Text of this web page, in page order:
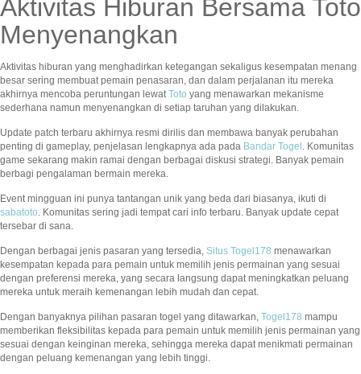
Aktivitas Hiburan Bersama Toto
Menyenangkan
Aktivitas hiburan yang menghadirkan ketegangan sekaligus kesempatan menang
besar sering membuat pemain penasaran, dan dalam perjalanan itu mereka
akhirnya mencoba peruntungan lewatToto yang menawarkan mekanisme
sederhana namun menyenangkan di setiap taruhan yang dilakukan.
Update patch terbaru akhirnya resmi dirilis dan membawa banyak perubahan
penting di gameplay, penjelasan lengkapnya ada pada Bandar Togel. Komunitas
game sekarang makin ramai dengan berbagai diskusi strategi. Banyak pemain
berbagi pengalaman bermain mereka.
Event mingguan ini punya tantangan unik yang beda dari biasanya, ikuti di
sabatoto. Komunitas sering jadi tempat cari info terbaru. Banyak update cepat
tersebar di sana.
Dengan berbagai jenis pasaran yang tersedia, Situs Togel178 menawarkan
kesempatan kepada para pemain untuk memilih jenis permainan yang sesuai
dengan preferensi mereka, yang secara langsung dapat meningkatkan peluang
mereka untuk meraih kemenangan lebih mudah dan cepat.
Dengan banyaknya pilihan pasaran togel yang ditawarkan, Togel178 mampu
memberikan fleksibilitas kepada para pemain untuk memilih jenis permainan yang
sesuai dengan keinginan mereka, sehingga mereka dapat menikmati permainan
dengan peluang kemenangan yang lebih tinggi.